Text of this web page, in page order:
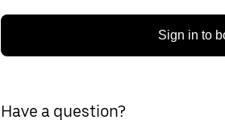
Sign in to
Have a question?